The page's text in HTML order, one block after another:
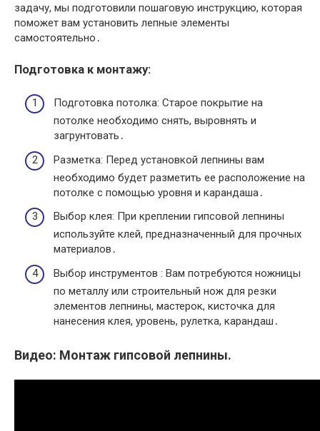
задачу, мы подготовили пошаговую инструкцию, которая
поможет вам установить лепные элементы
самостоятельно․
Подготовка к монтажу:
Подготовка потолка: Старое покрытие на
потолке необходимо снять, выровнять и
загрунтовать․
Разметка: Перед установкой лепнины вам
необходимо будет разметить ее расположение на
потолке с помощью уровня и карандаша․
Выбор клея: При креплении гипсовой лепнины
используйте клей, предназначенный для прочных
материалов․
Выбор инструментов : Вам потребуются ножницы
по металлу или строительный нож для резки
элементов лепнины, мастерок, кисточка для
нанесения клея, уровень, рулетка, карандаш․
Видео: Монтаж гипсовой лепнины.